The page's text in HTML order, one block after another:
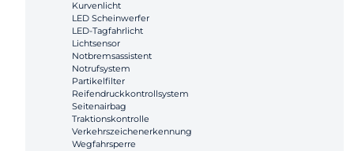
Kurvenlicht
LED Scheinwerfer
LED-Tagfahrlicht
Lichtsensor
Notbremsassistent
Notrufsystem
Partikelfilter
Reifendruckkontrollsystem
Seitenairbag
Traktionskontrolle
Verkehrszeichenerkennung
Wegfahrsperre